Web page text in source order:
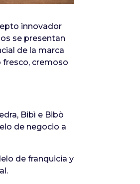
innovador
se presentan
de la marca
fresco, cremoso
Bibì e Bibò
de negocio a
de franquicia y